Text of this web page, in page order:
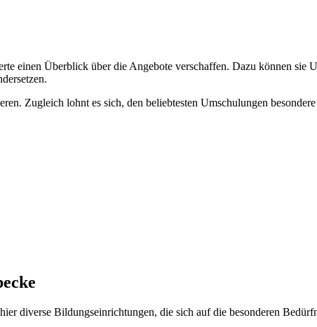
einen Überblick über die Angebote verschaffen. Dazu können
Zugleich lohnt es sich, den beliebtesten Umschulungen
diverse Bildungseinrichtungen, die sich auf die besonderen